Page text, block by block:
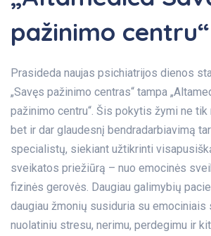
pažinimo centru“
Prasideda naujas psichiatrijos dienos
„Savęs pažinimo centras“ tampa
pažinimo centru“. Šis pokytis žymi ne tik
bet ir dar glaudesnį bendradarbiavimą
specialistų, siekiant užtikrinti
sveikatos priežiūrą – nuo emocinės
fizinės gerovės. Daugiau galimybių
daugiau žmonių susiduria su emociniais
nuolatiniu stresu, nerimu, perdegimu ir